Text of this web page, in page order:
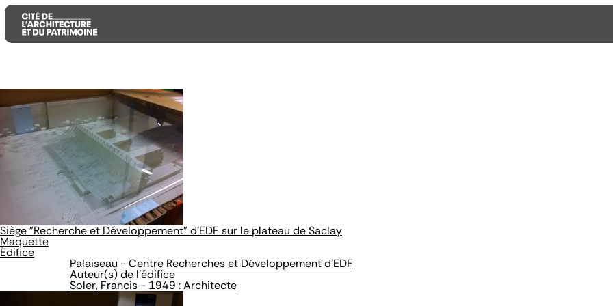
Aller
contenu
principal
Aller
principal
Aller
recherche
Siège "Recherche et Développement" d'EDF sur le plateau de Saclay
Maquette
Édifice
Palaiseau - Centre Recherches et Développement d'EDF
Auteur(s) de l'édifice
Soler, Francis - 1949 : Architecte